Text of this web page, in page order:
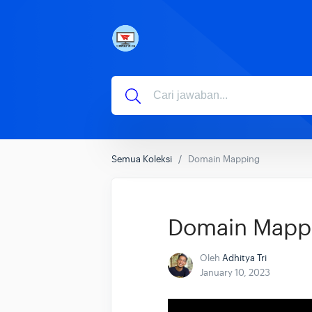
Semua Koleksi Domain Mapping
Domain
Oleh Adhitya Tri
January 10, 2023